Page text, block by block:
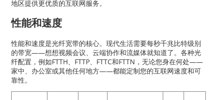
地区提供更优质的互联网服务。
性能和速度
性能和速度是光纤宽带的核心。现代生活需要每秒千兆比特级别
的带宽——想想视频会议、云端协作和流媒体就知道了。各种光
纤配置，例如FTTH、FTTP、FTTC和FTTN，无论您身在何处——
家中、办公室或其他任何地方——都能定制您的互联网速度和可
靠性。